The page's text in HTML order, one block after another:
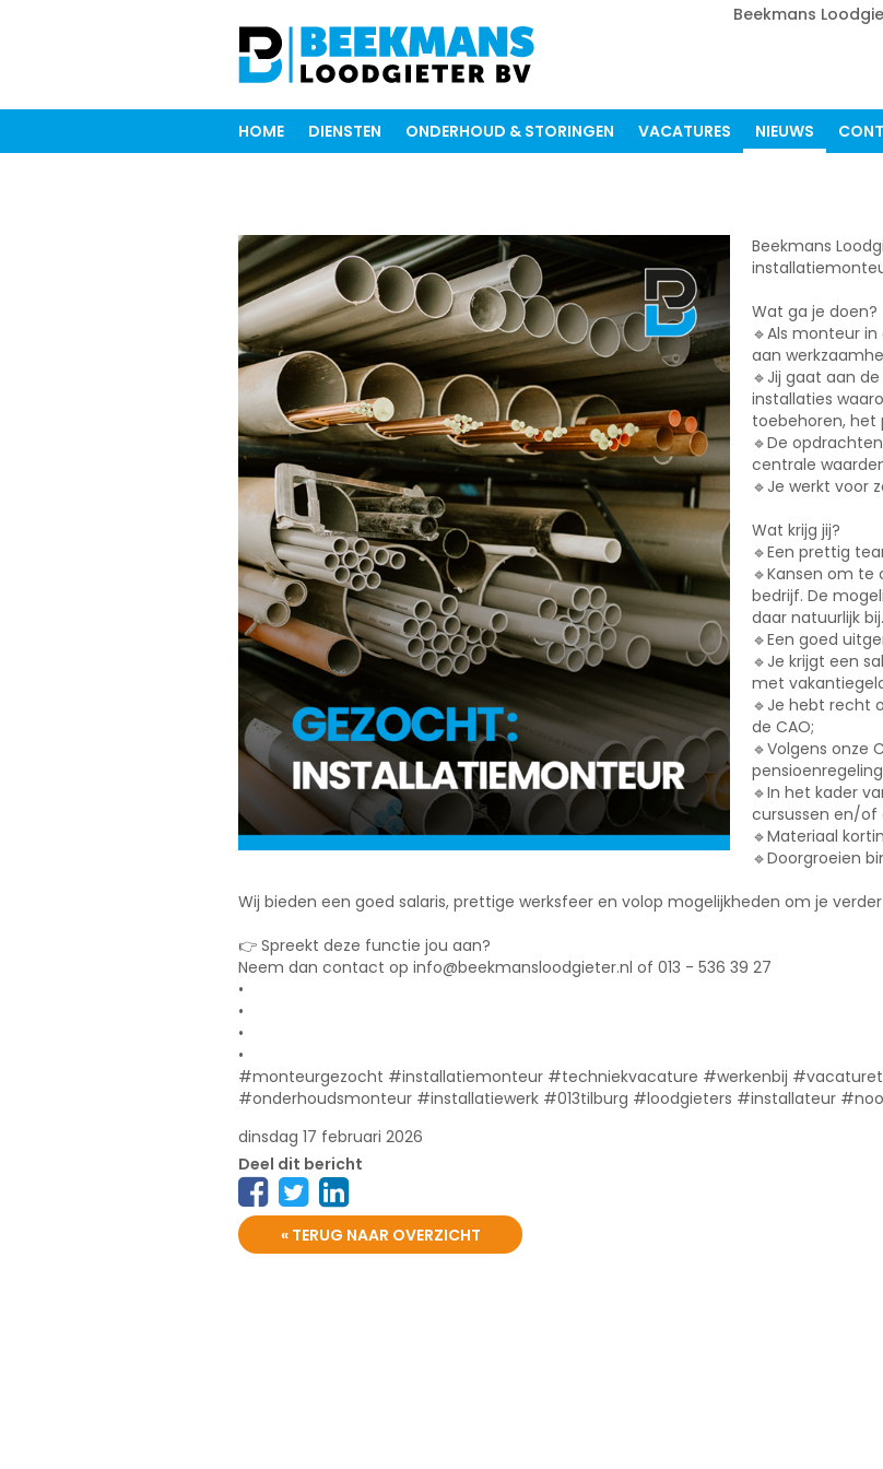
Beekmans
HOME DIENSTEN ONDERHOUD & STORINGEN VACATURES NIEUWS
Beekmans
Wat ga je doen?
🔹Als monteur
aan
🔹Jij gaat aan
installaties
toebehoren,
🔹De
centrale
🔹Je werkt voor
Wat krijg jij?
🔹Een prettig
🔹Kansen om te
bedrijf. De
daar natuurlijk bij.
🔹Een goed
🔹Je krijgt een
met
🔹Je hebt recht
de CAO;
🔹Volgens onze
🔹In het kader
cursussen en/of
🔹Materiaal
🔹Doorgroeien
Wij bieden een goed salaris, prettige werksfeer en volop mogelijkheden om je
👉 Spreekt deze functie jou aan?
Neem dan contact op info@beekmansloodgieter.nl of 013 - 536 39 27
•
•
•
•
#monteurgezocht #installatiemonteur #techniekvacature #werkenbij
#onderhoudsmonteur #installatiewerk #013tilburg #loodgieters #installateur
dinsdag 17 februari 2026
Deel dit bericht
« TERUG NAAR OVERZICHT